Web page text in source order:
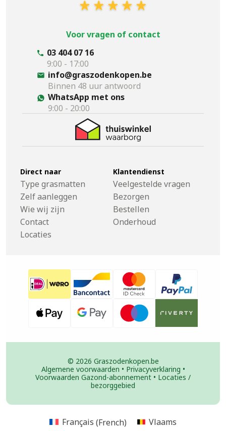
Voor vragen of contact
03 404 07 16
9:00 - 17:00
info@graszodenkopen.be
Binnen 48 uur antwoord
WhatsApp met ons
9:00 - 20:00
Direct naar
Type grasmatten
Zelf aanleggen
Wie wij zijn
Contact
Locaties
Klantendienst
Veelgestelde vragen
Bezorgen
Bestellen
Onderhoud
© 2026 Graszodenkopen.be
Algemene voorwaarden • Privacyverklaring •
Voorwaarden Gazond-abonnement • Locaties /
bezorggebied
Français (French) Vlaams